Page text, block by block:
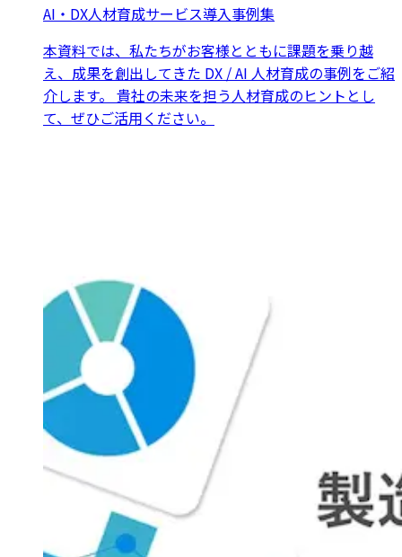
AI・DX人材育成サービス導入事例集
本資料では、私たちがお客様とともに課題を乗り越
え、成果を創出してきた DX / AI 人材育成の事例をご紹
介します。 貴社の未来を担う人材育成のヒントとし
て、ぜひご活用ください。